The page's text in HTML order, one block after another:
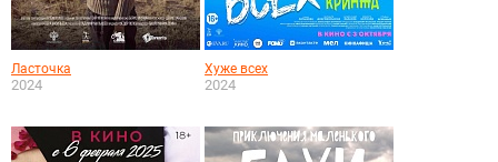
Ласточка
2024
Хуже всех
2024